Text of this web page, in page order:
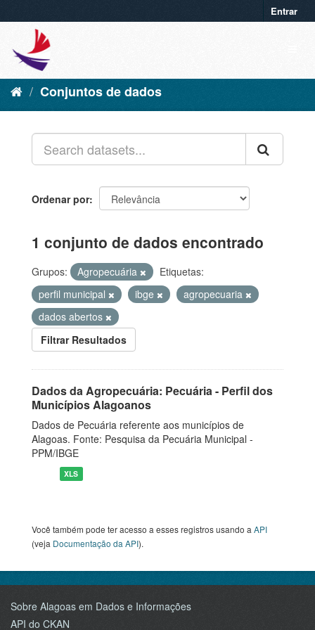
Entrar
Conjuntos de dados
Ordenar por
1 conjunto de dados encontrado
Grupos: Agropecuária
Etiquetas:
perfil municipal
ibge
agropecuaria
dados abertos
Filtrar Resultados
Dados da Agropecuária: Pecuária - Perfil dos
Municípios Alagoanos
Dados de Pecuária referente aos municípios de
Alagoas. Fonte: Pesquisa da Pecuária Municipal -
PPM/IBGE
XLS
Você também pode ter acesso a esses registros usando a API
(veja Documentação da API).
Sobre Alagoas em Dados e Informações
API do CKAN